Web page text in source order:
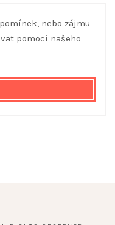
nebo zájmu
pomocí našeho